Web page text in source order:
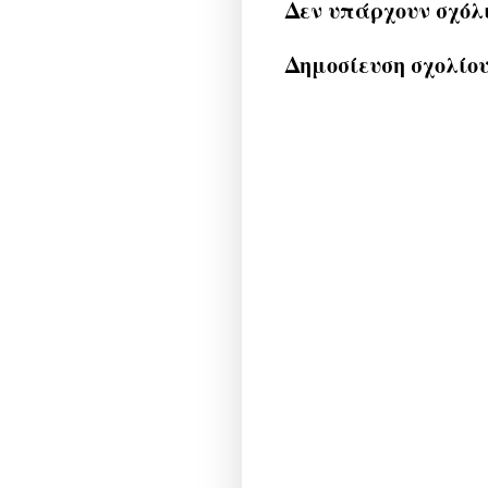
Δεν υπάρχουν
Δημοσίευση